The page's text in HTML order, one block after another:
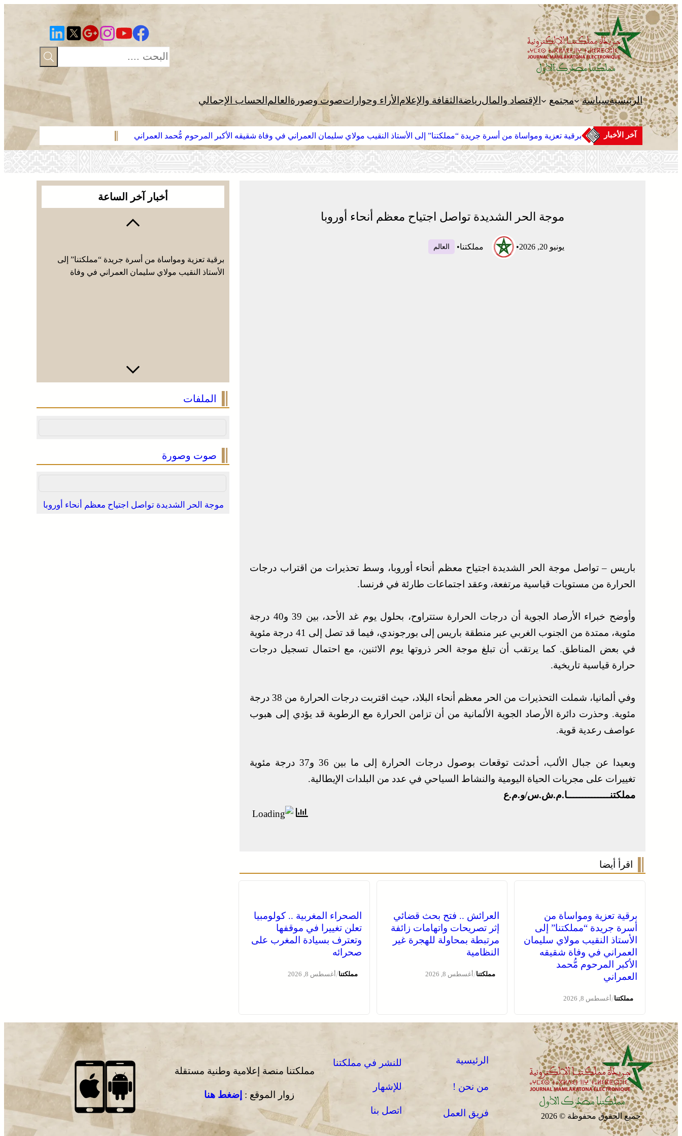
تخطى
إلى
المحتوى
الرئيسيةسياسة مجتمع الإقتصاد والمالرياضة الثقافة والإعلام الأراء وحواراتصوت وصورة العالم الحساب الإجمالي
آخر الأخبار برقية تعزية ومواساة من أسرة جريدة “مملكتنا” إلى الأستاذ النقيب مولاي سليمان العمراني في وفاة شقيقه الأكبر المرحوم مُّحمد العمراني العرائش ..
موجة الحر الشديدة تواصل اجتياح معظم أنحاء أوروبا
يونيو 20, 2026 • مملكتنا• العالم
باريس – تواصل موجة الحر الشديدة اجتياح معظم أنحاء أوروبا، وسط تحذيرات من اقتراب درجات
الحرارة من مستويات قياسية مرتفعة، وعقد اجتماعات طارئة في فرنسا.
وأوضح خبراء الأرصاد الجوية أن درجات الحرارة ستتراوح، بحلول يوم غد الأحد، بين 39 و40 درجة
مئوية، ممتدة من الجنوب الغربي عبر منطقة باريس إلى بورجوندي، فيما قد تصل إلى 41 درجة مئوية
في بعض المناطق. كما يرتقب أن تبلغ موجة الحر ذروتها يوم الاثنين، مع احتمال تسجيل درجات
حرارة قياسية تاريخية.
وفي ألمانيا، شملت التحذيرات من الحر معظم أنحاء البلاد، حيث اقتربت درجات الحرارة من 38 درجة
مئوية. وحذرت دائرة الأرصاد الجوية الألمانية من أن تزامن الحرارة مع الرطوبة قد يؤدي إلى هبوب
عواصف رعدية قوية.
وبعيدا عن جبال الألب، أحدثت توقعات بوصول درجات الحرارة إلى ما بين 36 و37 درجة مئوية
تغييرات على مجريات الحياة اليومية والنشاط السياحي في عدد من البلدات الإيطالية.
مملكتنــــــــــــــا.م.ش.س/و.م.ع
اقرأ أيضا
برقية تعزية ومواساة من
أسرة جريدة “مملكتنا” إلى
الأستاذ النقيب مولاي سليمان
العمراني في وفاة شقيقه
الأكبر المرحوم مُّحمد
العمراني
مملكتنا/أغسطس 8, 2026
العرائش .. فتح بحث قضائي
إثر تصريحات واتهامات زائفة
مرتبطة بمحاولة للهجرة غير
النظامية
مملكتنا/أغسطس 8, 2026
الصحراء المغربية .. كولومبيا
تعلن تغييرا في موقفها
وتعترف بسيادة المغرب على
صحرائه
مملكتنا/أغسطس 8, 2026
أخبار آخر الساعة
برقية تعزية ومواساة من أسرة جريدة “مملكتنا” إلى
الأستاذ النقيب مولاي سليمان العمراني في وفاة
الملفات
صوت وصورة
موجة الحر الشديدة تواصل اجتياح معظم أنحاء أوروبا
جميع الحقوق محفوظة © 2026
الرئيسية
من نحن !
فريق العمل
للنشر في مملكتنا
للإشهار
اتصل بنا
مملكتنا منصة إعلامية وطنية مستقلة
زوار الموقع : إضغط هنا